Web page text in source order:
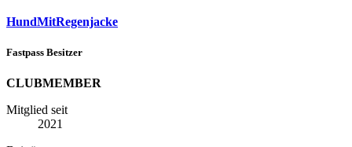
HundMitRegenjacke
Fastpass Besitzer
CLUBMEMBER
Mitglied seit
2021